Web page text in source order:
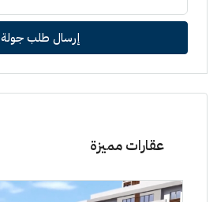
إرسال طلب جولة
عقارات مميزة